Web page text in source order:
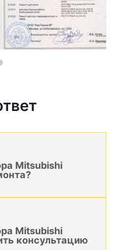
Mitsubishi
Mitsubishi
консультацию